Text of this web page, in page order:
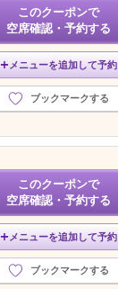
このクーポンで
空席確認・予約する
メニューを追加して予約
ブックマークする
このクーポンで
空席確認・予約する
メニューを追加して予約
ブックマークする